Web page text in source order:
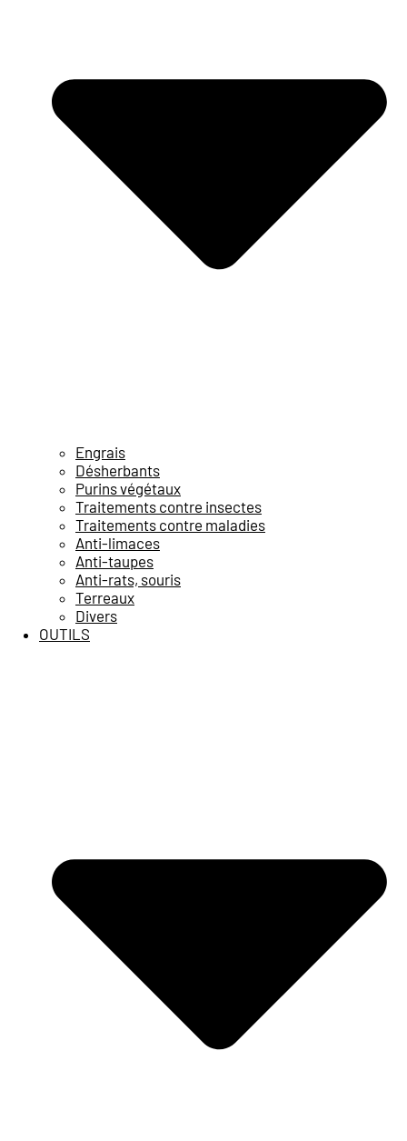
Engrais
Désherbants
Purins végétaux
Traitements contre insectes
Traitements contre maladies
Anti-limaces
Anti-taupes
Anti-rats, souris
Terreaux
Divers
OUTILS